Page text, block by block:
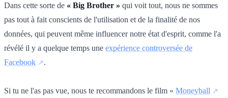
Dans cette sorte de « Big Brother » qui voit tout, nous ne sommes
pas tout à fait conscients de l'utilisation et de la finalité de nos
données, qui peuvent même influencer notre état d'esprit, comme l'a
révélé il y a quelque temps une expérience controversée de
Facebook
.
Si tu ne l'as pas vue, nous te recommandons le film « Moneyball